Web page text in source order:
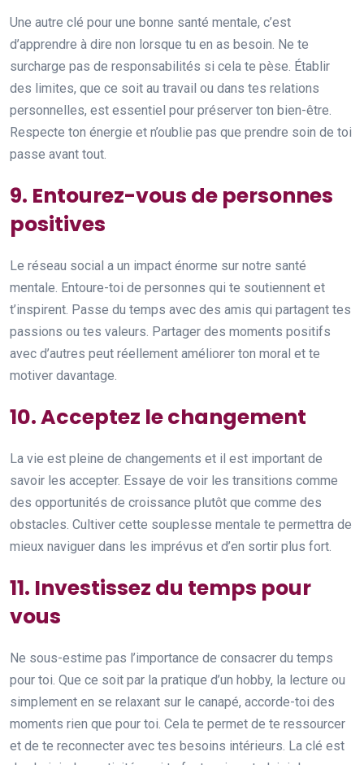
Une autre clé pour une bonne santé mentale, c’est
d’apprendre à dire non lorsque tu en as besoin. Ne te
surcharge pas de responsabilités si cela te pèse. Établir
des limites, que ce soit au travail ou dans tes relations
personnelles, est essentiel pour préserver ton bien-être.
Respecte ton énergie et n’oublie pas que prendre soin de toi
passe avant tout.
9. Entourez-vous de personnes
positives
Le réseau social a un impact énorme sur notre santé
mentale. Entoure-toi de personnes qui te soutiennent et
t’inspirent. Passe du temps avec des amis qui partagent tes
passions ou tes valeurs. Partager des moments positifs
avec d’autres peut réellement améliorer ton moral et te
motiver davantage.
10. Acceptez le changement
La vie est pleine de changements et il est important de
savoir les accepter. Essaye de voir les transitions comme
des opportunités de croissance plutôt que comme des
obstacles. Cultiver cette souplesse mentale te permettra de
mieux naviguer dans les imprévus et d’en sortir plus fort.
11. Investissez du temps pour
vous
Ne sous-estime pas l’importance de consacrer du temps
pour toi. Que ce soit par la pratique d’un hobby, la lecture ou
simplement en se relaxant sur le canapé, accorde-toi des
moments rien que pour toi. Cela te permet de te ressourcer
et de te reconnecter avec tes besoins intérieurs. La clé est